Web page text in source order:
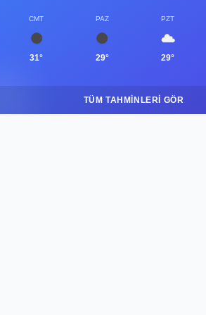
CMT
31°
PAZ
29°
PZT
29°
TÜM TAHMINLERI GÖR